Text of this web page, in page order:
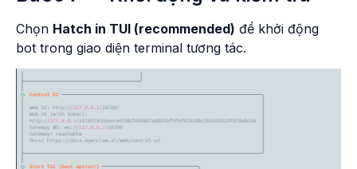
Chọn Hatch in TUI (recommended) để khởi động
bot trong giao diện terminal tương tác.